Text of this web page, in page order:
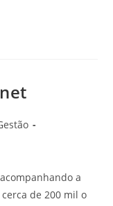
a
de 200 mil o